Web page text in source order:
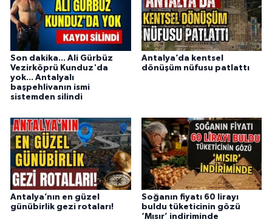
Son dakika... Ali Gürbüz
Vezirköprü Kunduz'da
yok... Antalyalı
başpehlivanın ismi
sistemden silindi
Antalya’da kentsel
dönüşüm nüfusu patlattı
Antalya’nın en güzel
günübirlik gezi rotaları!
Soğanın fiyatı 60 lirayı
buldu tüketicinin gözü
‘Mısır’ indiriminde